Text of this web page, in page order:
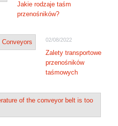
Jakie rodzaje taśm
przenośników?
02/08/2022
Zalety transportowe
przenośników
taśmowych